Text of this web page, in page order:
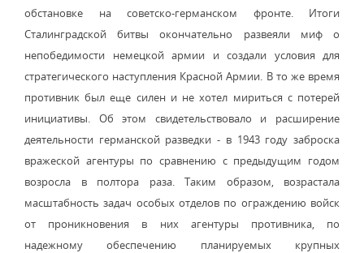
обстановке на советско-германском фронте. Итоги
Сталинградской битвы окончательно развеяли миф о
непобедимости немецкой армии и создали условия для
стратегического наступления Красной Армии. В то же время
противник был еще силен и не хотел мириться с потерей
инициативы. Об этом свидетельствовало и расширение
деятельности германской разведки - в 1943 году заброска
вражеской агентуры по сравнению с предыдущим годом
возросла в полтора раза. Таким образом, возрастала
масштабность задач особых отделов по ограждению войск
от проникновения в них агентуры противника, по
надежному обеспечению планируемых крупных